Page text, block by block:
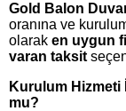
Gold Balon
oranına ve
olarak en uygun
varan taksit
Kurulum
mu?